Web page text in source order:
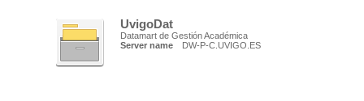
UvigoDat
Datamart de Gestión Académica
Server name
DW-P-C.UVIGO.ES